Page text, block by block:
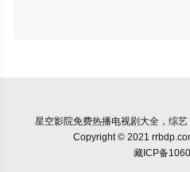
星空影院免费热播电视剧大全，综
Copyright © 2021
藏ICP备